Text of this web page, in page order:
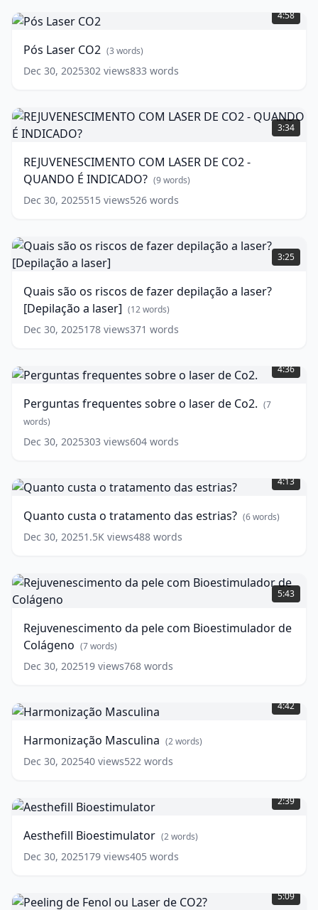
Laser
CO2 (3
4:58
Pós Laser CO2 (3 words)
Dec 30, 2025302 views833 words
REJUVENESCIMENTO
COM
LASER
CO2
QUANDO
É
words)
3:34
REJUVENESCIMENTO COM LASER DE CO2 -
QUANDO É INDICADO? (9words)
Dec 30, 2025515 views526 words
Quais
são
os
de
fazer
depilação
a
[Depilação
a
12
words)
3:25
Quais são os riscos de fazer depilação a laser?
[Depilação a laser] (12words)
Dec 30, 2025178 views371 words
frequentes
sobre
laser
de
Co2.
4:36
Perguntas frequentes sobre o laser de Co2. (7
words)
Dec 30, 2025303 views604 words
custa
o
das
estrias?
4:13
Quanto custa o tratamento das estrias? (6words)
Dec 30, 20251.5K views488 words
Rejuvenescimento
da
pele
Bioestimulador
de
Colágeno (7
5:43
Rejuvenescimento da pele com Bioestimulador de
Colágeno (7words)
Dec 30, 202519 views768 words
Masculina
words)
4:42
Harmonização Masculina (2words)
Dec 30, 202540 views522 words
Bioestimulator
words)
2:39
Aesthefill Bioestimulator (2words)
Dec 30, 2025179 views405 words
de
Fenol
5:09